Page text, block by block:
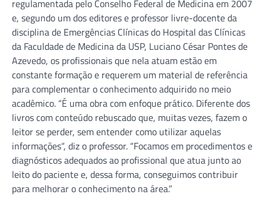
regulamentada pelo Conselho Federal de Medicina em 2007
e, segundo um dos editores e professor livre-docente da
disciplina de Emergências Clínicas do Hospital das Clínicas
da Faculdade de Medicina da USP, Luciano César Pontes de
Azevedo, os profissionais que nela atuam estão em
constante formação e requerem um material de referência
para complementar o conhecimento adquirido no meio
acadêmico. “É uma obra com enfoque prático. Diferente dos
livros com conteúdo rebuscado que, muitas vezes, fazem o
leitor se perder, sem entender como utilizar aquelas
informações“, diz o professor. “Focamos em procedimentos e
diagnósticos adequados ao profissional que atua junto ao
leito do paciente e, dessa forma, conseguimos contribuir
para melhorar o conhecimento na área.”